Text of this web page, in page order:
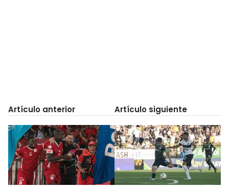
Artículo anterior Artículo siguiente